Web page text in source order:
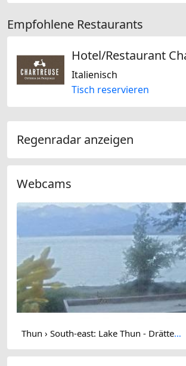
Empfohlene Restaurants
Italienisch
Tisch reservieren
Regenradar anzeigen
Webcams
Thun › South-east: Lake Thun - Drättehorn